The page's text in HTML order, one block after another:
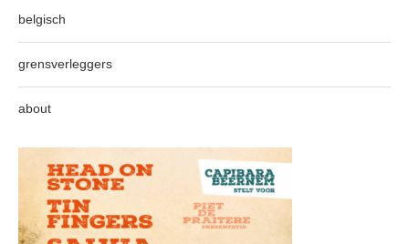
belgisch
grensverleggers
about